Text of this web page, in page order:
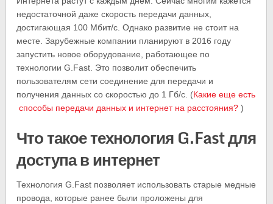
недостаточной даже скорость передачи данных,
достигающая 100 Мбит/с. Однако развитие не стоит на
месте. Зарубежные компании планируют в 2016 году
запустить новое оборудование, работающее по
технологии G.Fast. Это позволит обеспечить
пользователям сети соединение для передачи и
получения данных со скоростью до 1 Гб/с. (Какие еще есть
способы передачи данных и интернет на расстояния? )
Что такое технология G.Fast для
доступа в интернет
Технология G.Fast позволяет использовать старые медные
провода, которые ранее были проложены для